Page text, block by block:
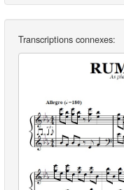
Transcriptions connexes: